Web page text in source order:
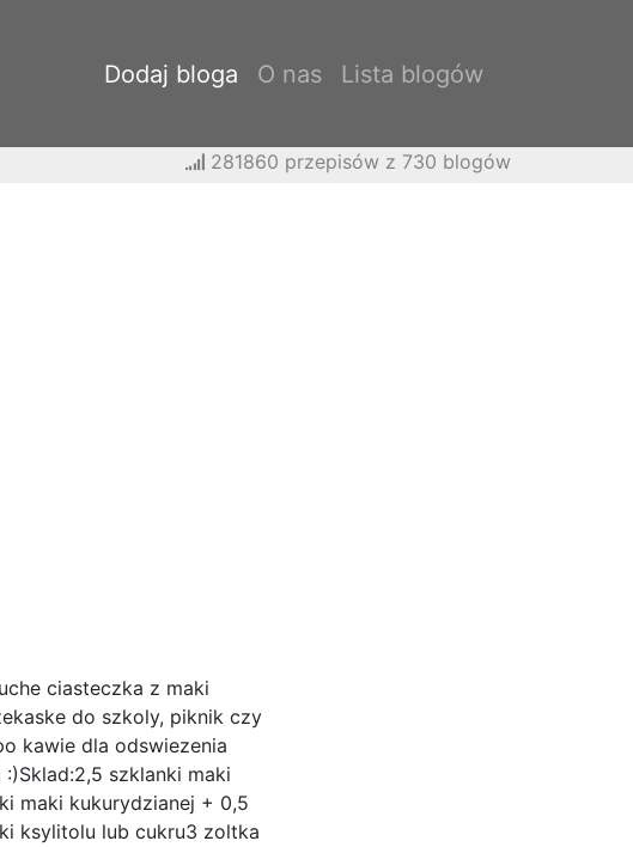
Dodaj bloga O nas Lista blogów
281860 przepisów z 730 blogów
ciasteczka z maki
do szkoly, piknik czy
kawie dla odswiezenia
szklanki maki
maki kukurydzianej + 0,5
ksylitolu lub cukru3 zoltka